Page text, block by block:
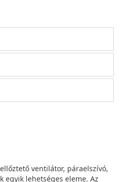
ventilátor, páraelszívó,
egyik lehetséges eleme. Az